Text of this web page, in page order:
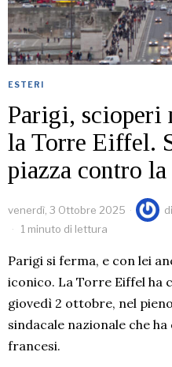
ESTERI
Parigi, scioperi
la Torre Eiffel.
piazza contro
venerdì, 3 Ottobre 2025 di
1 minuto di lettura
Parigi si ferma, e con lei
iconico. La Torre Eiffel ha
giovedì 2 ottobre, nel
sindacale nazionale che
francesi.